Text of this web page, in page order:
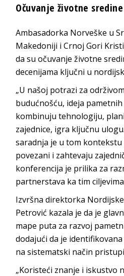
Očuvanje životne sredine
Ambasadorka Norveške u
Makedoniji i Crnoj Gori
da su očuvanje životne
decenijama ključni u
„U našoj potrazi za
budućnošću, ideja
kombinuju tehnologiju,
zajednice, igra ključnu
saradnja je u tom
povezani i zahtevaju
konferencija je prilika za
partnerstava ka tim
Izvršna direktorka
Petrović kazala je da je
mape puta za razvoj
dodajući da je
na sistematski način
„Koristeći znanje i iskustvo